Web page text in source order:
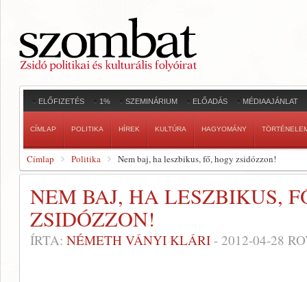
ELŐFIZETÉS 1% SZEMINÁRIUM ELŐADÁS MÉDIAAJÁNLAT
CÍMLAP POLITIKA HÍREK KULTÚRA HAGYOMÁNY
Címlap Politika Nem baj, ha leszbikus, fő, hogy zsidózzon!
NEM BAJ, HA LESZBIKUS,
ZSIDÓZZON!
ÍRTA: NÉMETH VÁNYI KLÁRI - 2012-04-28